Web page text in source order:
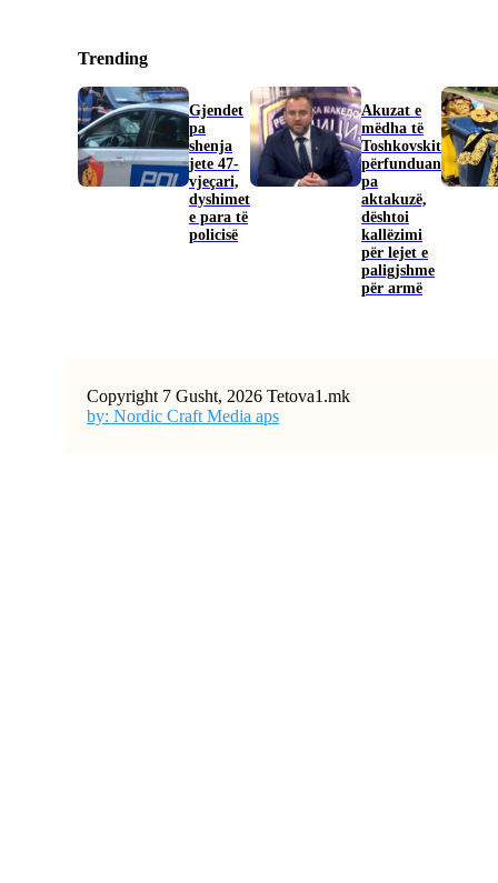
Trending
Gjendet
pa
shenja
jete 47-
vjeçari,
dyshimet
e para të
policisë
Akuzat e
mëdha të
Toshkovskit
përfunduan
pa
aktakuzë,
dështoi
kallëzimi
për lejet e
paligjshme
për armë
Copyright 7 Gusht, 2026 Tetova1.mk
by: Nordic Craft Media aps